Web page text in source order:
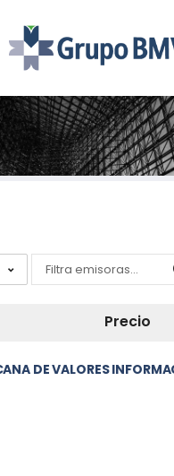
Precio